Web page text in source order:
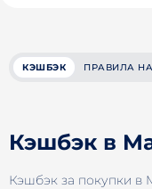
КЭШБЭК ПРАВИЛА
Кэшбэк в
Кэшбэк за покупки в